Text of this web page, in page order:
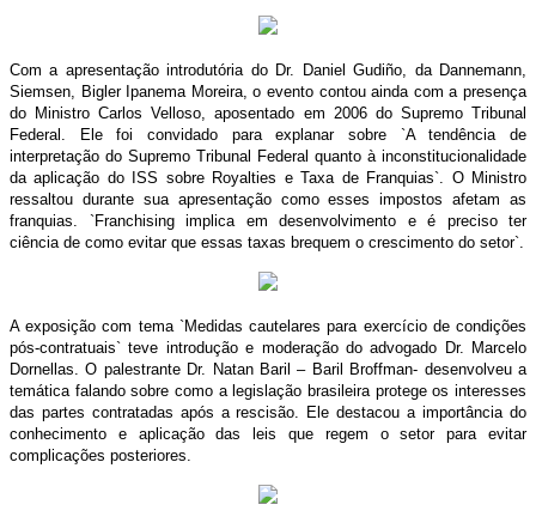
Com a apresentação introdutória do Dr. Daniel Gudiño, da Dannemann,
Siemsen, Bigler Ipanema Moreira, o evento contou ainda com a presença
do Ministro Carlos Velloso, aposentado em 2006 do Supremo Tribunal
Federal. Ele foi convidado para explanar sobre `A tendência de
interpretação do Supremo Tribunal Federal quanto à inconstitucionalidade
da aplicação do ISS sobre Royalties e Taxa de Franquias`. O Ministro
ressaltou durante sua apresentação como esses impostos afetam as
franquias. `Franchising implica em desenvolvimento e é preciso ter
ciência de como evitar que essas taxas brequem o crescimento do setor`.
A exposição com tema `Medidas cautelares para exercício de condições
pós-contratuais` teve introdução e moderação do advogado Dr. Marcelo
Dornellas. O palestrante Dr. Natan Baril – Baril Broffman- desenvolveu a
temática falando sobre como a legislação brasileira protege os interesses
das partes contratadas após a rescisão. Ele destacou a importância do
conhecimento e aplicação das leis que regem o setor para evitar
complicações posteriores.